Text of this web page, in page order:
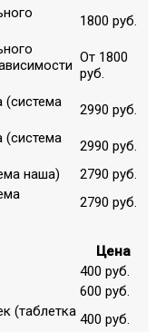
1800 руб.
От 1800
руб.
(система
2990 руб.
(система
2990 руб.
наша)
2790 руб.
2790 руб.
Цена
400 руб.
600 руб.
(таблетка 400 руб.